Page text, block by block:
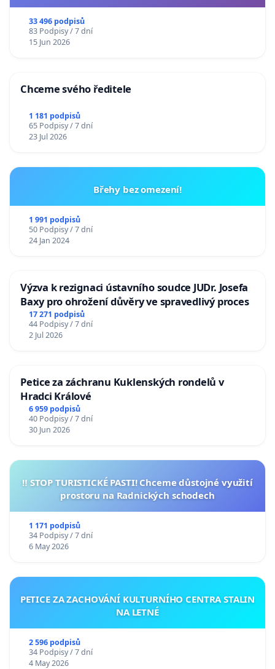
33 496 podpisů
83 Podpisy / 7 dní
15 Jun 2026
Chceme svého ředitele
1 181 podpisů
65 Podpisy / 7 dní
23 Jul 2026
Břehy bez omezení!
1 991 podpisů
50 Podpisy / 7 dní
24 Jan 2024
Výzva k rezignaci ústavního soudce JUDr. Josefa
Baxy pro ohrožení důvěry ve spravedlivý proces
17 271 podpisů
44 Podpisy / 7 dní
2 Jul 2026
Petice za záchranu Kuklenských rondelů v
Hradci Králové
6 959 podpisů
40 Podpisy / 7 dní
30 Jun 2026
‼️ STOP TURISTICKÉ PASTI! Chceme důstojné využití
prostoru na Radnických schodech
1 171 podpisů
34 Podpisy / 7 dní
6 May 2026
PETICE ZA ZACHOVÁNÍ KULTURNÍHO CENTRA STALIN
NA LETNÉ
2 596 podpisů
34 Podpisy / 7 dní
4 May 2026